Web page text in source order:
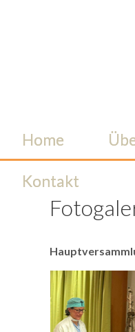
Home
Kontakt